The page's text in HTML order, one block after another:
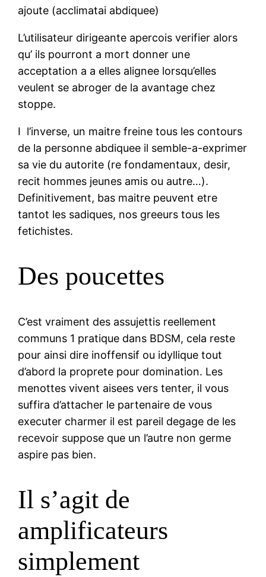
ajoute (acclimatai abdiquee)
L’utilisateur dirigeante apercois verifier alors
qu’ ils pourront a mort donner une
acceptation a a elles alignee lorsqu’elles
veulent se abroger de la avantage chez
stoppe.
I l’inverse, un maitre freine tous les contours
de la personne abdiquee il semble-a-exprimer
sa vie du autorite (re fondamentaux, desir,
recit hommes jeunes amis ou autre…).
Definitivement, bas maitre peuvent etre
tantot les sadiques, nos greeurs tous les
fetichistes.
Des poucettes
C’est vraiment des assujettis reellement
communs 1 pratique dans BDSM, cela reste
pour ainsi dire inoffensif ou idyllique tout
d’abord la proprete pour domination. Les
menottes vivent aisees vers tenter, il vous
suffira d’attacher le partenaire de vous
executer charmer il est pareil degage de les
recevoir suppose que un l’autre non germe
aspire pas bien.
Il s’agit de
amplificateurs
simplement